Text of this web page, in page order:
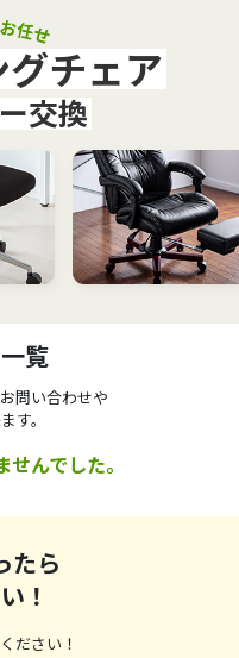
チェア
交換
覧
問い合わせや
す。
んでした。
たら
！
ださい！